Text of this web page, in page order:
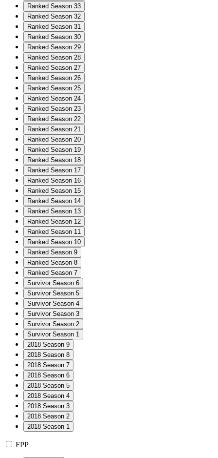
Ranked Season 33
Ranked Season 32
Ranked Season 31
Ranked Season 30
Ranked Season 29
Ranked Season 28
Ranked Season 27
Ranked Season 26
Ranked Season 25
Ranked Season 24
Ranked Season 23
Ranked Season 22
Ranked Season 21
Ranked Season 20
Ranked Season 19
Ranked Season 18
Ranked Season 17
Ranked Season 16
Ranked Season 15
Ranked Season 14
Ranked Season 13
Ranked Season 12
Ranked Season 11
Ranked Season 10
Ranked Season 9
Ranked Season 8
Ranked Season 7
Survivor Season 6
Survivor Season 5
Survivor Season 4
Survivor Season 3
Survivor Season 2
Survivor Season 1
2018 Season 9
2018 Season 8
2018 Season 7
2018 Season 6
2018 Season 5
2018 Season 4
2018 Season 3
2018 Season 2
2018 Season 1
FPP